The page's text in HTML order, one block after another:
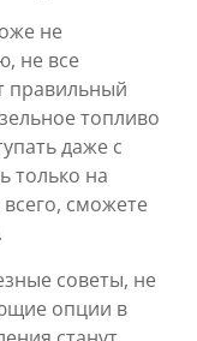
не
не все
правильный
топливо
даже с
только на
сможете
советы, не
опции в